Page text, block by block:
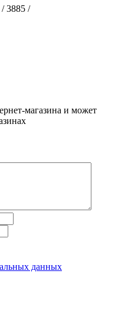
3885 /
магазина и может
данных